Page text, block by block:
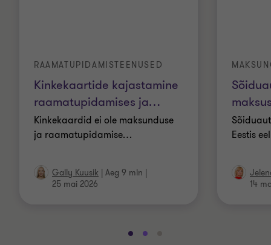
Kinkekaartide kajastamine
raamatupidamises ja…
RAAMATUPIDAMISTEENUSED
Kinkekaardid ei ole maksunduse
ja raamatupidamise…
Gaily Kuusik | Aeg 9 min |
25 mai 2026
Eestis
14
MineMine